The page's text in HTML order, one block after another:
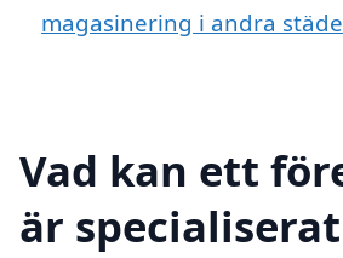
magasinering i andra
Vad kan ett
är